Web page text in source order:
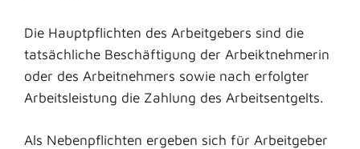
Die Hauptpflichten des Arbeitgebers sind die
tatsächliche Beschäftigung der Arbeiktnehmerin
oder des Arbeitnehmers sowie nach erfolgter
Arbeitsleistung die Zahlung des Arbeitsentgelts.
Als Nebenpflichten ergeben sich für Arbeitgeber